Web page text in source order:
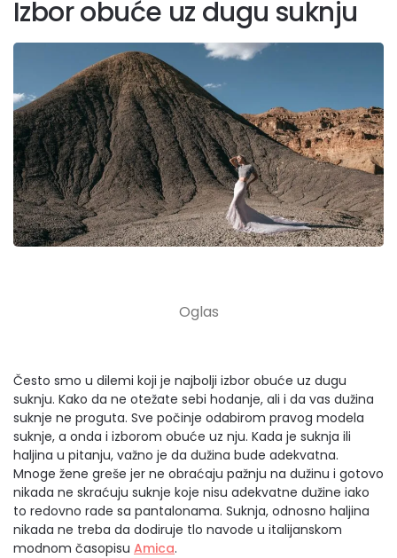
Izbor obuće uz dugu suknju
Često smo u dilemi koji je najbolji izbor obuće uz dugu
suknju. Kako da ne otežate sebi hodanje, ali i da vas dužina
suknje ne proguta. Sve počinje odabirom pravog modela
suknje, a onda i izborom obuće uz nju. Kada je suknja ili
haljina u pitanju, važno je da dužina bude adekvatna.
Mnoge žene greše jer ne obraćaju pažnju na dužinu i gotovo
nikada ne skraćuju suknje koje nisu adekvatne dužine iako
to redovno rade sa pantalonama. Suknja, odnosno haljina
nikada ne treba da dodiruje tlo navode u italijanskom
modnom časopisu Amica.